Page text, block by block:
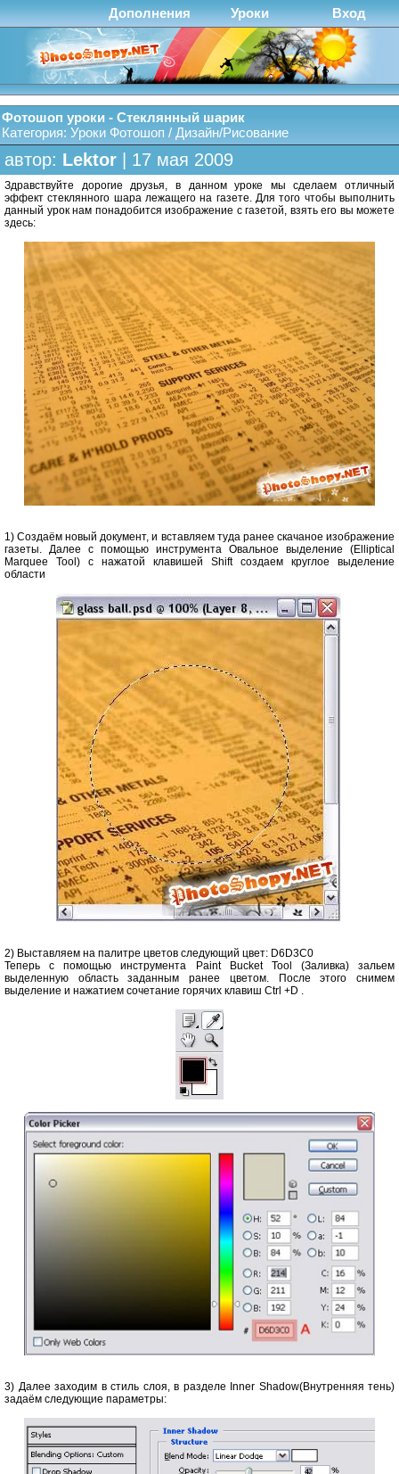
Дополнения Уроки Вход
Фотошоп уроки - Стеклянный шарик
Категория: Уроки Фотошоп / Дизайн/Рисование
автор: Lektor | 17 мая 2009
Здравствуйте дорогие друзья, в данном уроке мы сделаем отличный
эффект стеклянного шара лежащего на газете. Для того чтобы выполнить
данный урок нам понадобится изображение с газетой, взять его вы можете
здесь:
1) Создаём новый документ, и вставляем туда ранее скачаное изображение
газеты. Далее с помощью инструмента Овальное выделение (Elliptical
Marquee Tool) с нажатой клавишей Shift создаем круглое выделение
области
2) Выставляем на палитре цветов следующий цвет: D6D3C0
Теперь с помощью инструмента Paint Bucket Tool (Заливка) зальем
выделенную область заданным ранее цветом. После этого снимем
выделение и нажатием сочетание горячих клавиш Ctrl +D .
3) Далее заходим в стиль слоя, в разделе Inner Shadow(Внутренняя тень)
задаём следующие параметры: